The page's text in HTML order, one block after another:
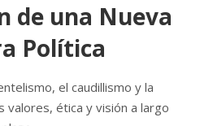
de una Nueva
Política
el caudillismo y la
valores, ética y visión a largo